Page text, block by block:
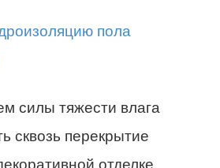
силы тяжести влага
сквозь перекрытие
отделке